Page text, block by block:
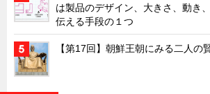
は製品のデザイン、大きさ、動き
伝える手段の１つ
【第17回】朝鮮王朝にみる二人